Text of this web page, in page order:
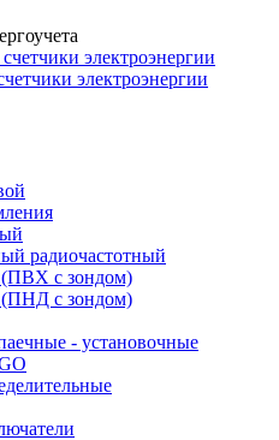
электроэнергии
электроэнергии
радиочастотный
с зондом)
с зондом)
- установочные